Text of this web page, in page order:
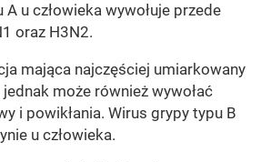
u człowieka wywołuje przede
oraz H3N2.
mająca najczęściej umiarkowany
jednak może również wywołać
i powikłania. Wirus grypy typu B
u człowieka.